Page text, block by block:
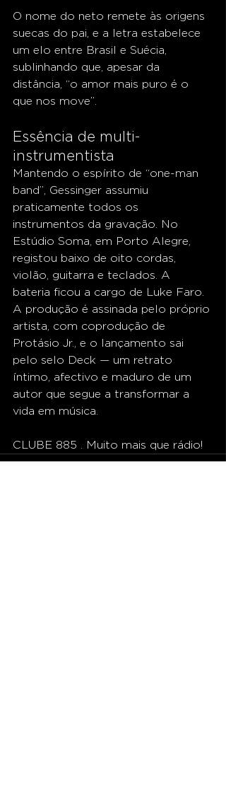
O nome do neto remete às origens
suecas do pai, e a letra estabelece
um elo entre Brasil e Suécia,
sublinhando que, apesar da
distância, “o amor mais puro é o
que nos move”.
Essência de multi-
instrumentista
Mantendo o espírito de “one-man
band”, Gessinger assumiu
praticamente todos os
instrumentos da gravação. No
Estúdio Soma, em Porto Alegre,
registou baixo de oito cordas,
violão, guitarra e teclados. A
bateria ficou a cargo de Luke Faro.
A produção é assinada pelo próprio
artista, com coprodução de
Protásio Jr., e o lançamento sai
pelo selo Deck — um retrato
íntimo, afectivo e maduro de um
autor que segue a transformar a
vida em música.
CLUBE 885 . Muito mais que rádio!